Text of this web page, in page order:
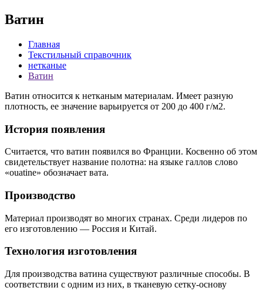
Ватин
Главная
Текстильный справочник
нетканые
Ватин
Ватин относится к нетканым материалам. Имеет разную
плотность, ее значение варьируется от 200 до 400 г/м2.
История появления
Считается, что ватин появился во Франции. Косвенно об этом
свидетельствует название полотна: на языке галлов слово
«ouatine» обозначает вата.
Производство
Материал производят во многих странах. Среди лидеров по
его изготовлению — Россия и Китай.
Технология изготовления
Для производства ватина существуют различные способы. В
соответствии с одним из них, в тканевую сетку-основу